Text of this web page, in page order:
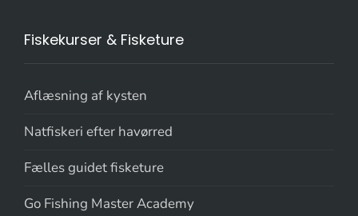
Fiskekurser & Fisketure
Aflæsning af kysten
Natfiskeri efter havørred
Fælles guidet fisketure
Go Fishing Master Academy